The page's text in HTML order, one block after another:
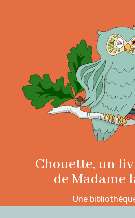
Chouette, un
de Madame
Une